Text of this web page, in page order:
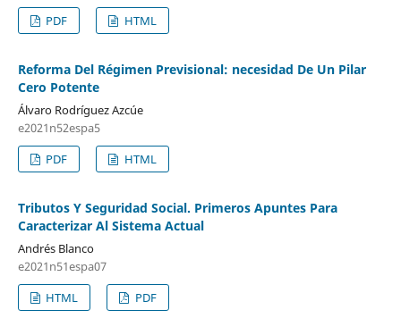
PDF
HTML
Reforma Del Régimen Previsional: necesidad De Un Pilar
Cero Potente
Álvaro Rodríguez Azcúe
e2021n52espa5
PDF
HTML
Tributos Y Seguridad Social. Primeros Apuntes Para
Caracterizar Al Sistema Actual
Andrés Blanco
e2021n51espa07
HTML
PDF